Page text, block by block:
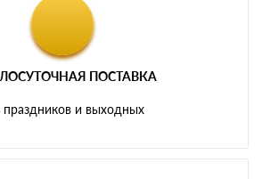
ПОСТАВКА
праздников и выходных